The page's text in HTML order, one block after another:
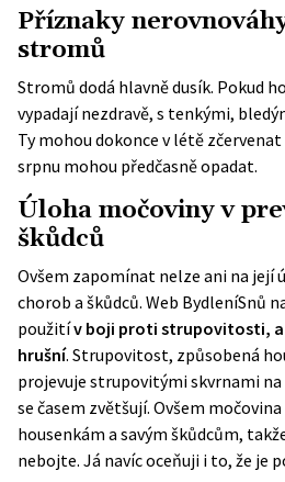
Příznaky
stromů
Stromů dodá hlavně dusík. Pokud
vypadají nezdravě, s tenkými,
Ty mohou dokonce v létě
srpnu mohou předčasně opadat.
Úloha močoviny v
škůdců
Ovšem zapomínat nelze ani na její
chorob a škůdců. Web BydleníSnů
použitív boji proti strupovitosti, a
hrušní. Strupovitost, způsobená
projevuje strupovitými skvrnami
se časem zvětšují. Ovšem
housenkám a savým škůdcům,
nebojte. Já navíc oceňuji i to, že je